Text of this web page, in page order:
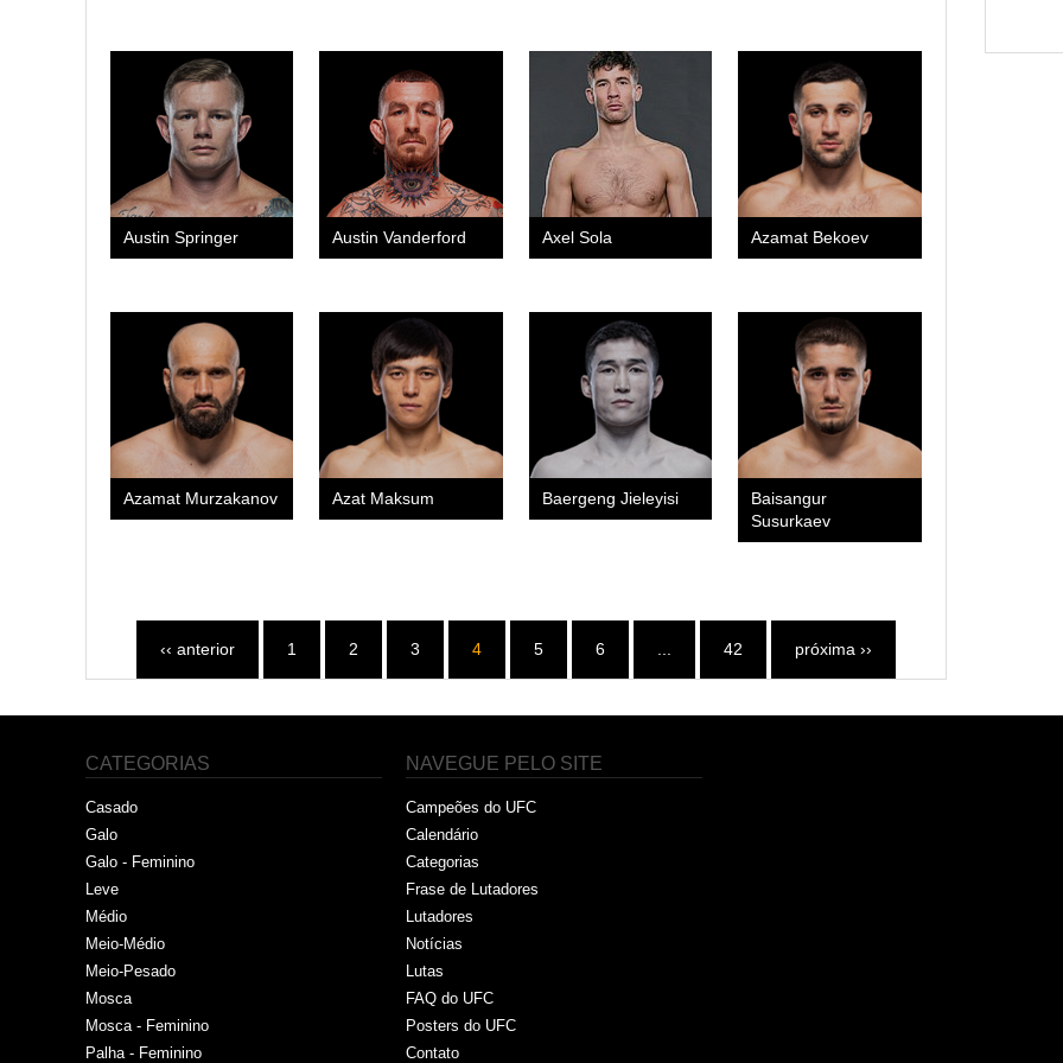
Austin Springer Austin Vanderford Axel Sola Azamat Bekoev
Azamat Murzakanov Azat Maksum Baergeng Jieleyisi
Baisangur
Susurkaev
‹‹ anterior 1 2 3 4 5 6 42 próxima ››
CATEGORIAS
Casado
Galo
Galo - Feminino
Leve
Médio
Meio-Médio
Meio-Pesado
Mosca
Mosca - Feminino
Palha - Feminino
NAVEGUE PELO SITE
Campeões do UFC
Calendário
Categorias
Frase de Lutadores
Lutadores
Notícias
Lutas
FAQ do UFC
Posters do UFC
Contato